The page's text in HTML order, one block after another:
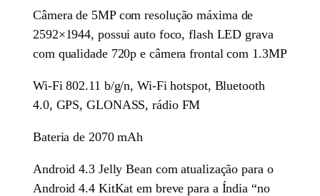
Câmera de 5MP com resolução máxima de
2592×1944, possui auto foco, flash LED grava
com qualidade 720p e câmera frontal com 1.3MP
Wi-Fi 802.11 b/g/n, Wi-Fi hotspot, Bluetooth
4.0, GPS, GLONASS, rádio FM
Bateria de 2070 mAh
Android 4.3 Jelly Bean com atualização para o
Android 4.4 KitKat em breve para a Índia “no